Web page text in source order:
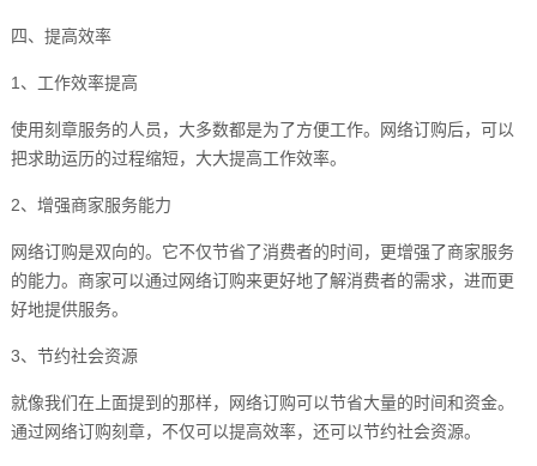
四、提高效率
1、工作效率提高
使用刻章服务的人员，大多数都是为了方便工作。网络订购后，可以
把求助运历的过程缩短，大大提高工作效率。
2、增强商家服务能力
网络订购是双向的。它不仅节省了消费者的时间，更增强了商家服务
的能力。商家可以通过网络订购来更好地了解消费者的需求，进而更
好地提供服务。
3、节约社会资源
就像我们在上面提到的那样，网络订购可以节省大量的时间和资金。
通过网络订购刻章，不仅可以提高效率，还可以节约社会资源。